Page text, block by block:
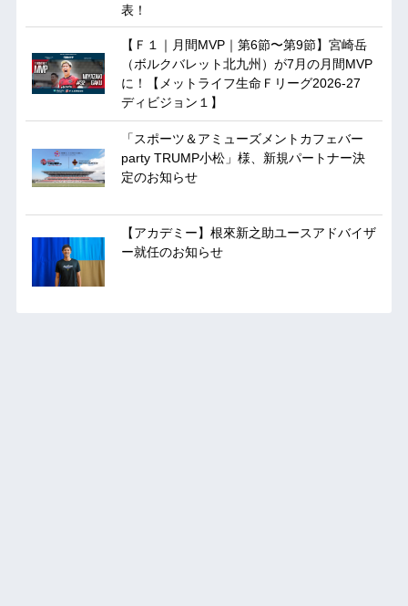
表！
【Ｆ１｜月間MVP｜第6節〜第9節】宮崎岳
（ボルクバレット北九州）が7月の月間MVP
に！【メットライフ生命Ｆリーグ2026-27
ディビジョン１】
「スポーツ＆アミューズメントカフェバー
party TRUMP小松」様、新規パートナー決
定のお知らせ
【アカデミー】根來新之助ユースアドバイザ
ー就任のお知らせ